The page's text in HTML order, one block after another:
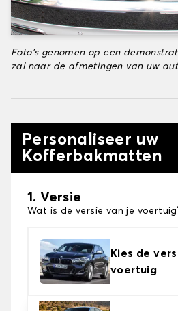
Foto's genomen op een
zal naar de afmetingen van uw
Personaliseer uw
Kofferbakmatten
1. Versie
Wat is de versie van je
Kies de
voertuig